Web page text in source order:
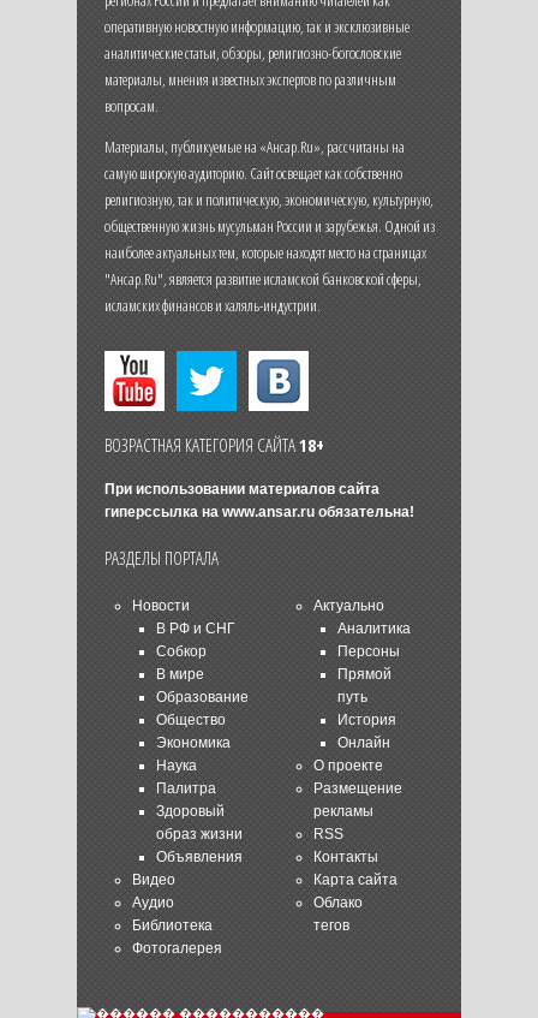
оперативную новостную информацию, так и эксклюзивные
аналитические статьи, обзоры, религиозно-богословские
материалы, мнения известных экспертов по различным
вопросам.
Материалы, публикуемые на «Ансар.Ru», рассчитаны на
самую широкую аудиторию. Сайт освещает как собственно
религиозную, так и политическую, экономическую, культурную,
общественную жизнь мусульман России и зарубежья. Одной из
наиболее актуальных тем, которые находят место на страницах
"Ансар.Ru", является развитие исламской банковской сферы,
исламских финансов и халяль-индустрии.
ВОЗРАСТНАЯ КАТЕГОРИЯ САЙТА18+
При использовании материалов сайта
гиперссылка на www.ansar.ruобязательна!
РАЗДЕЛЫ ПОРТАЛА
Новости
В РФ и СНГ
Собкор
В мире
Образование
Общество
Экономика
Наука
Палитра
Здоровый
образ жизни
Объявления
Видео
Аудио
Библиотека
Фотогалерея
Актуально
Аналитика
Персоны
Прямой
путь
История
Онлайн
О проекте
Размещение
рекламы
RSS
Контакты
Карта сайта
Облако
тегов